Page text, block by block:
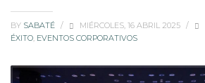
BY SABATÉ / MIÉRCOLES, 16 ABRIL 2025 /
ÉXITO, EVENTOS CORPORATIVOS